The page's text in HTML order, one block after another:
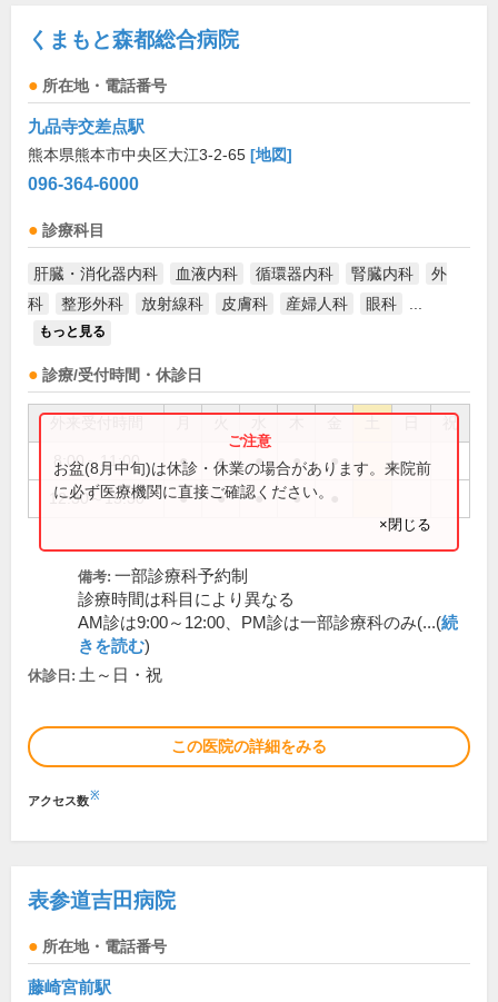
くまもと森都総合病院
所在地・電話番号
九品寺交差点駅
熊本県熊本市中央区大江3-2-65 [地図]
096-364-6000
診療科目
肝臓・消化器内科 血液内科 循環器内科 腎臓内科
外
科
整形外科 放射線科 皮膚科 産婦人科 眼科
もっと見る
診療/受付時間・休診日
祝
8:00～11:00 ● ● ● ● ●
12:30～15:30 ● ● ● ●
お盆(8月中旬)は休診・休業の場合があります。来院前
に必ず医療機関に直接ご確認ください。
×閉じる
備考: 一部診療科予約制
診療時間は科目により異なる
AM診は9:00～12:00、PM診は一部診療科のみ(...(続
きを読む)
休診日: 土～日・祝
この医院の詳細をみる
アクセス数※
表参道吉田病院
所在地・電話番号
藤崎宮前駅